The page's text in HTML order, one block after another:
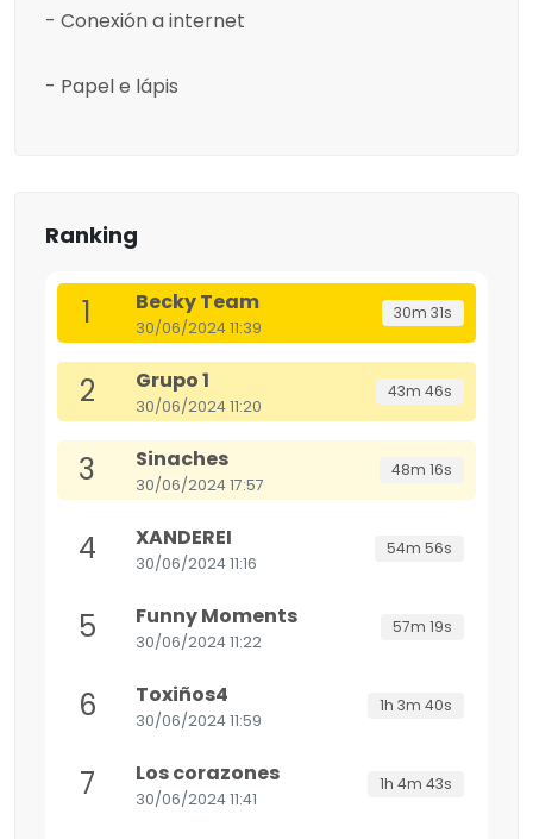
- Conexión a internet
- Papel e lápis
Ranking
1 Becky Team
30/06/2024 11:39
30m 31s
2 Grupo 1
30/06/2024 11:20
43m 46s
3 Sinaches
30/06/2024 17:57
48m 16s
4 XANDEREI
30/06/2024 11:16
54m 56s
5 Funny Moments
30/06/2024 11:22
57m 19s
6 Toxiños4
30/06/2024 11:59
1h 3m 40s
7 Los corazones
30/06/2024 11:41
1h 4m 43s